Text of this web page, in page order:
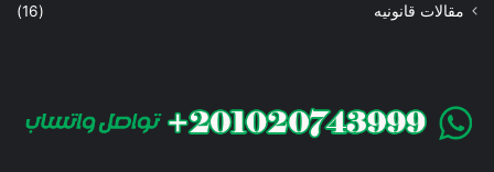
مقالات قانونيه
(16)